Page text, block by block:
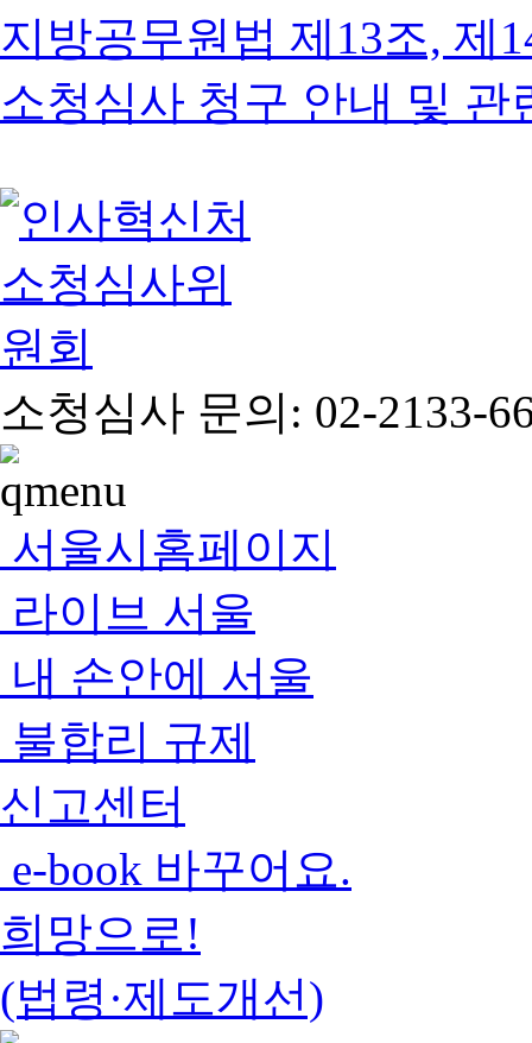
지방공무원법 제13조, 제
소청심사 청구 안내 및 관
소청심사 문의: 02-2133-
서울시홈페이지
라이브 서울
내 손안에 서울
불합리 규제
신고센터
e-book 바꾸어요.
희망으로!
(법령·제도개선)